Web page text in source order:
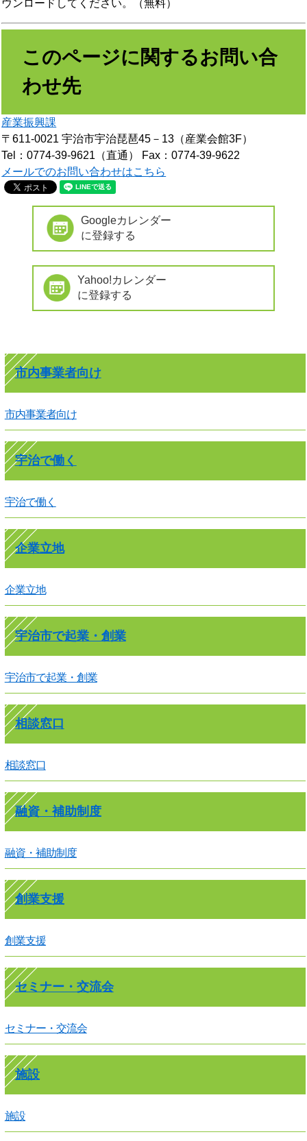
ウンロードしてください。（無料）
このページに関するお問い合
わせ先
産業振興課
〒611-0021 宇治市宇治琵琶45－13（産業会館3F）
Tel：0774-39-9621（直通）
Fax：0774-39-9622
メールでのお問い合わせはこちら
Googleカレンダー
に登録する
Yahoo!カレンダー
に登録する
市内事業者向け
市内事業者向け
宇治で働く
宇治で働く
企業立地
企業立地
宇治市で起業・創業
宇治市で起業・創業
相談窓口
相談窓口
融資・補助制度
融資・補助制度
創業支援
創業支援
セミナー・交流会
セミナー・交流会
施設
施設